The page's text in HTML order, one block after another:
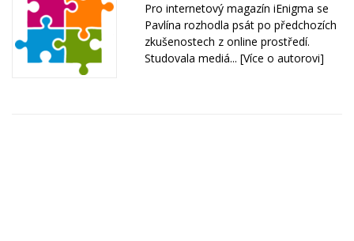
Pro internetový magazín iEnigma se
Pavlína rozhodla psát po předchozích
zkušenostech z online prostředí.
Studovala mediá... [Více o autorovi]